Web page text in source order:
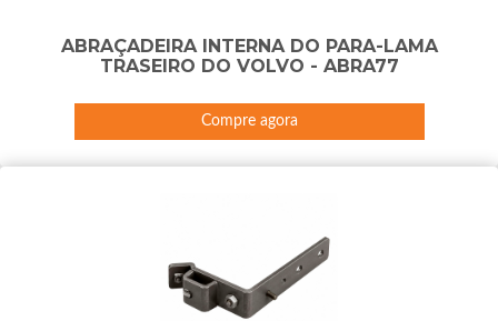
ABRAÇADEIRA INTERNA DO PARA-LAMA
TRASEIRO DO VOLVO - ABRA77
Compre agora